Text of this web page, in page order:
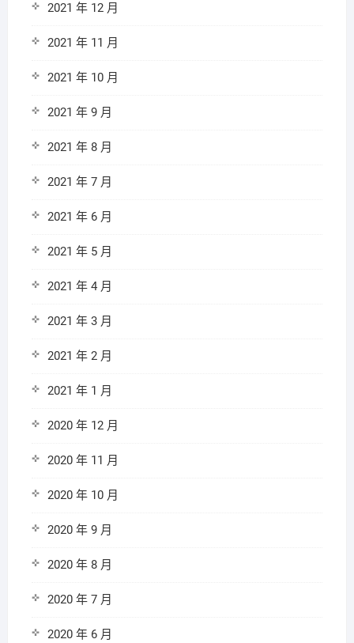
2021 年 12 月
2021 年 11 月
2021 年 10 月
2021 年 9 月
2021 年 8 月
2021 年 7 月
2021 年 6 月
2021 年 5 月
2021 年 4 月
2021 年 3 月
2021 年 2 月
2021 年 1 月
2020 年 12 月
2020 年 11 月
2020 年 10 月
2020 年 9 月
2020 年 8 月
2020 年 7 月
2020 年 6 月